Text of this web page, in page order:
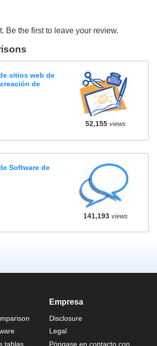
Be the first to leave your review.
sitios web de
de
52,155views
Software de
141,193views
tablas
Empresa
Disclosure
Legal
Póngase en contacto con